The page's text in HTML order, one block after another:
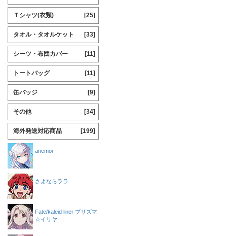
Ｔシャツ(衣類) [25]
タオル・タオルケット [33]
シーツ・布団カバー [11]
トートバッグ [11]
缶バッジ [9]
その他 [34]
海外発送対応商品 [199]
anemoi
さよならララ
Fate/kaleid liner プリズマ
☆イリヤ